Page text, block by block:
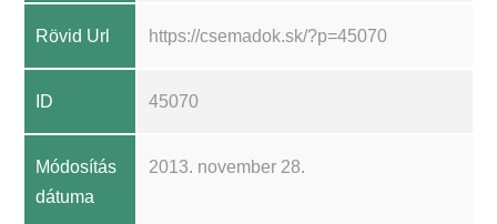
Rövid Url https://csemadok.sk/?p=45070
ID 45070
Módosítás
dátuma
2013. november 28.